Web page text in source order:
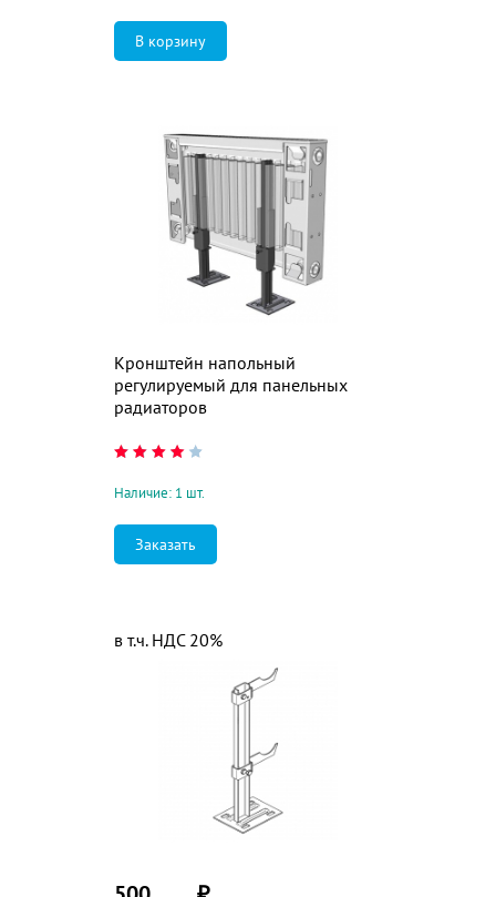
Кронштейн напольный
регулируемый для панельных
радиаторов
Заказать
Наличие: 1 шт.
в т.ч. НДС 20%